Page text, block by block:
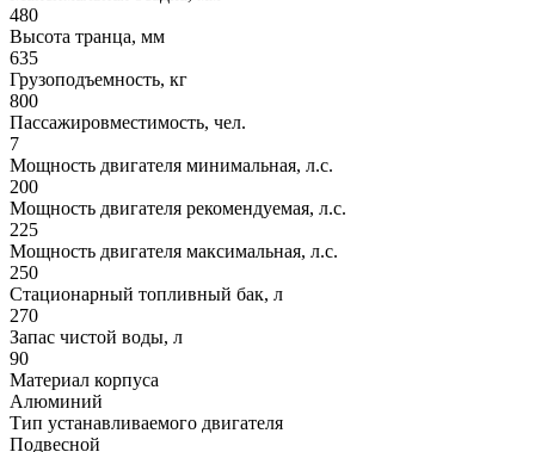
480
Высота транца, мм
635
Грузоподъемность, кг
800
Пассажировместимость, чел.
7
Мощность двигателя минимальная, л.с.
200
Мощность двигателя рекомендуемая, л.с.
225
Мощность двигателя максимальная, л.с.
250
Стационарный топливный бак, л
270
Запас чистой воды, л
90
Материал корпуса
Алюминий
Тип устанавливаемого двигателя
Подвесной